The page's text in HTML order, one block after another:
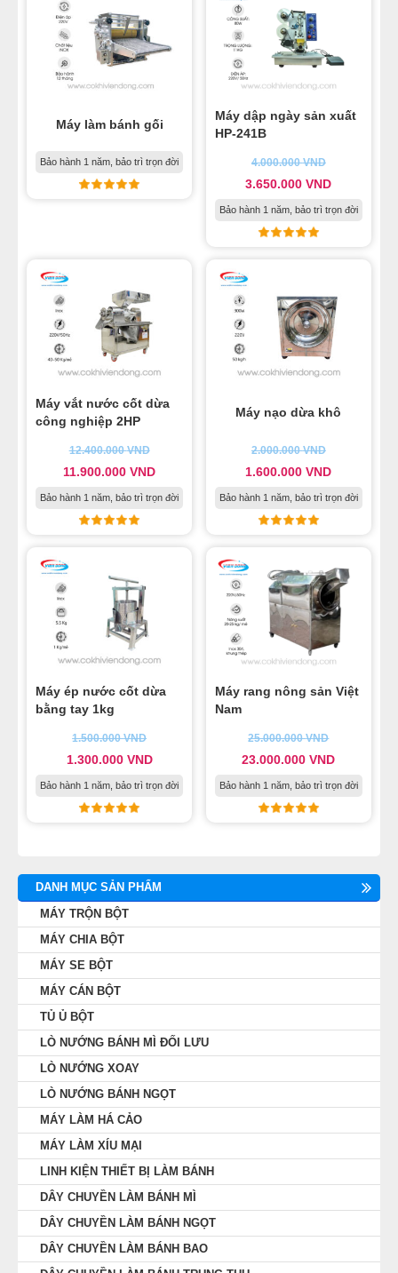
Máy làm bánh gối
Bảo hành 1 năm, bảo trì trọn đời
Máy dập ngày sản xuất
HP-241B
4.000.000VND
3.650.000VND
Bảo hành 1 năm, bảo trì trọn đời
Máy vắt nước cốt dừa
công nghiệp 2HP
12.400.000VND
11.900.000VND
Bảo hành 1 năm, bảo trì trọn đời
Máy nạo dừa khô
2.000.000VND
1.600.000VND
Bảo hành 1 năm, bảo trì trọn đời
Máy ép nước cốt dừa
bằng tay 1kg
1.500.000VND
1.300.000 VND
Bảo hành 1 năm, bảo trì trọn đời
Máy rang nông sản Việt
Nam
25.000.000VND
23.000.000VND
Bảo hành 1 năm, bảo trì trọn đời
DANH MỤC SẢN PHẨM
MÁY TRỘN BỘT
MÁY CHIA BỘT
MÁY SE BỘT
MÁY CÁN BỘT
TỦ Ủ BỘT
LÒ NƯỚNG BÁNH MÌ ĐỐI LƯU
LÒ NƯỚNG XOAY
LÒ NƯỚNG BÁNH NGỌT
MÁY LÀM HÁ CẢO
MÁY LÀM XÍU MẠI
LINH KIỆN THIẾT BỊ LÀM BÁNH
DÂY CHUYỀN LÀM BÁNH MÌ
DÂY CHUYỀN LÀM BÁNH NGỌT
DÂY CHUYỀN LÀM BÁNH BAO